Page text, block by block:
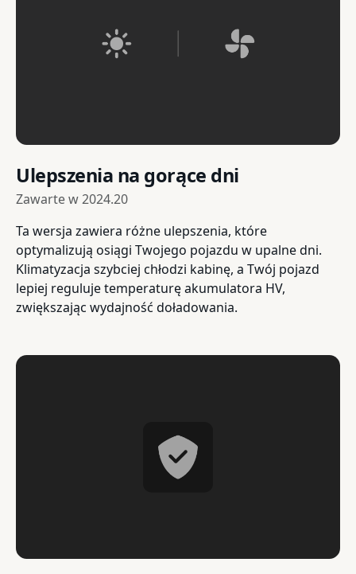
Ulepszenia na gorące dni
Zawarte w2024.20
Ta wersja zawiera różne ulepszenia, które
optymalizują osiągi Twojego pojazdu w upalne dni.
Klimatyzacja szybciej chłodzi kabinę, a Twój pojazd
lepiej reguluje temperaturę akumulatora HV,
zwiększając wydajność doładowania.